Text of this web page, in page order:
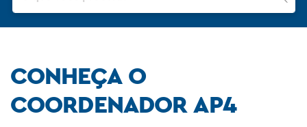
CONHEÇA O
COORDENADOR AP4